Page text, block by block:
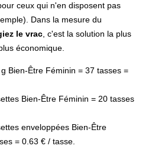
ceux qui n'en disposent pas
Dans la mesure du
le vrac, c'est la solution la plus
économique.
Bien-Être Féminin = 37 tasses =
Bien-Être Féminin = 20 tasses
enveloppées Bien-Être
= 0.63 € / tasse.